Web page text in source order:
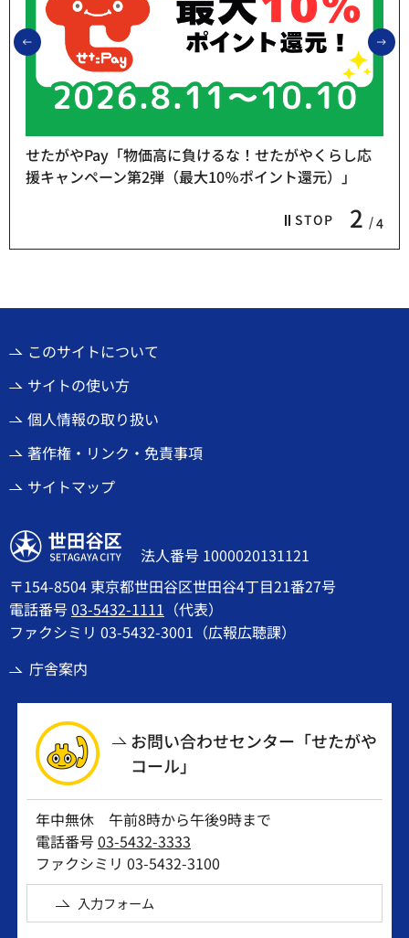
前のスライドを表示
STOP 3 4
熱中症予防「お休み処」をご利用ください
このサイトについて
サイトの使い方
個人情報の取り扱い
著作権・リンク・免責事項
サイトマップ
世田谷区
法人番号 1000020131121
〒154-8504 東京都世田谷区世田谷4丁目21番27号
電話番号03-5432-1111 （代表）
ファクシミリ 03-5432-3001（広報広聴課）
庁舎案内
お問い合わせセンター「せたがや
コール」
年中無休 午前8時から午後9時まで
電話番号03-5432-3333
ファクシミリ 03-5432-3100
入力フォーム